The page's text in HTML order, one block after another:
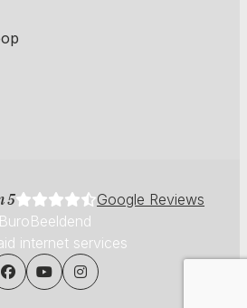
5
Google Reviews
BuroBeeldend
internet services